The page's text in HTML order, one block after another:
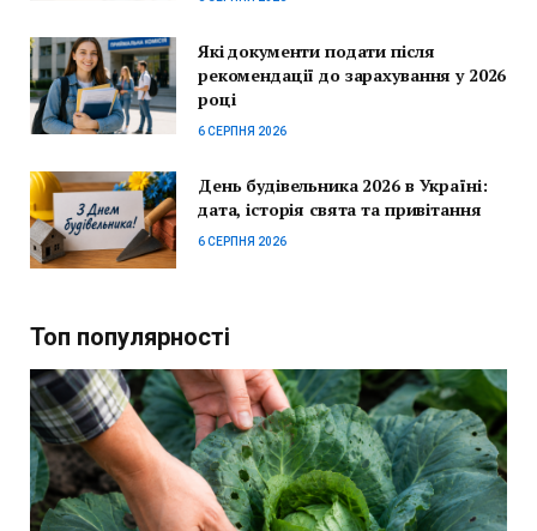
Які документи подати після
рекомендації до зарахування у 2026
році
6 СЕРПНЯ 2026
День будівельника 2026 в Україні:
дата, історія свята та привітання
6 СЕРПНЯ 2026
Топ популярності